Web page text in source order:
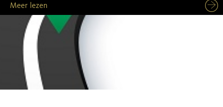
Meer lezen